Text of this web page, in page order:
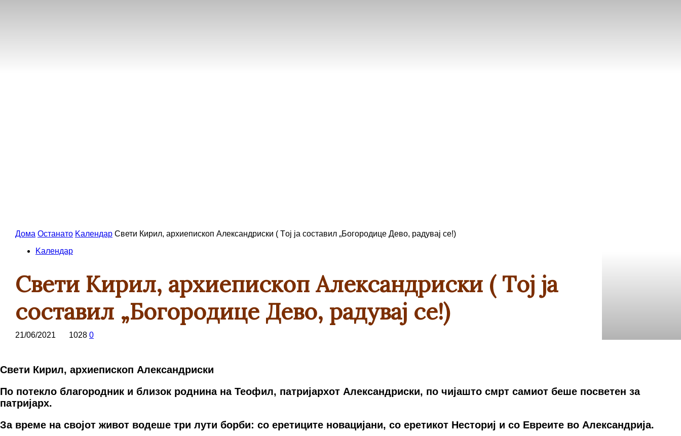
Дома Останато Kалендар Свети Кирил, архиепископ Александриски ( Tој ја составил „Богородице Дево, радувај се!)
Kалендар
Свети Кирил, архиепископ Александриски ( Tој ја
составил „Богородице Дево, радувај се!)
21/06/2021 1028 0
Свети Кирил, архиепископ Александриски
По потекло благородник и близок роднина на Теофил, патријархот Александриски, по чијашто смрт самиот беше посветен за
патријарх.
За време на својот живот водеше три лути борби: со еретиците новацијани, со еретикот Несториј и со Евреите во Александрија.